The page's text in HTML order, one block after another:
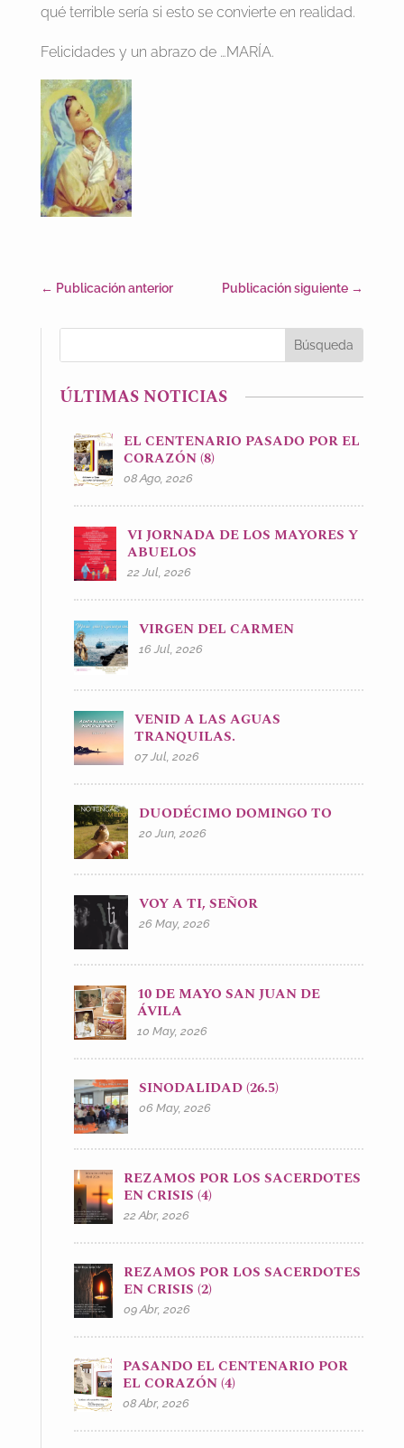
qué terrible sería si esto se convierte en realidad.
Felicidades y un abrazo de …MARÍA.
← Publicación anterior Publicación siguiente →
ÚLTIMAS NOTICIAS
EL CENTENARIO PASADO POR EL
CORAZÓN (8)
08 Ago, 2026
VI JORNADA DE LOS MAYORES Y
ABUELOS
22 Jul, 2026
VIRGEN DEL CARMEN
16 Jul, 2026
VENID A LAS AGUAS
TRANQUILAS.
07 Jul, 2026
DUODÉCIMO DOMINGO TO
20 Jun, 2026
VOY A TI, SEÑOR
26 May, 2026
10 DE MAYO SAN JUAN DE
ÁVILA
10 May, 2026
SINODALIDAD (26.5)
06 May, 2026
REZAMOS POR LOS SACERDOTES
EN CRISIS (4)
22 Abr, 2026
REZAMOS POR LOS SACERDOTES
EN CRISIS (2)
09 Abr, 2026
PASANDO EL CENTENARIO POR
EL CORAZÓN (4)
08 Abr, 2026